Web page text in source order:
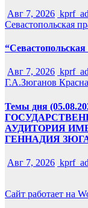
Авг 7, 2026
Севастопольская
Авг 7, 2026
Г.А.Зюганов
Темы дня
АУДИТОРИЯ
ГЕННАДИЯ
Авг 7, 2026
Сайт работает на